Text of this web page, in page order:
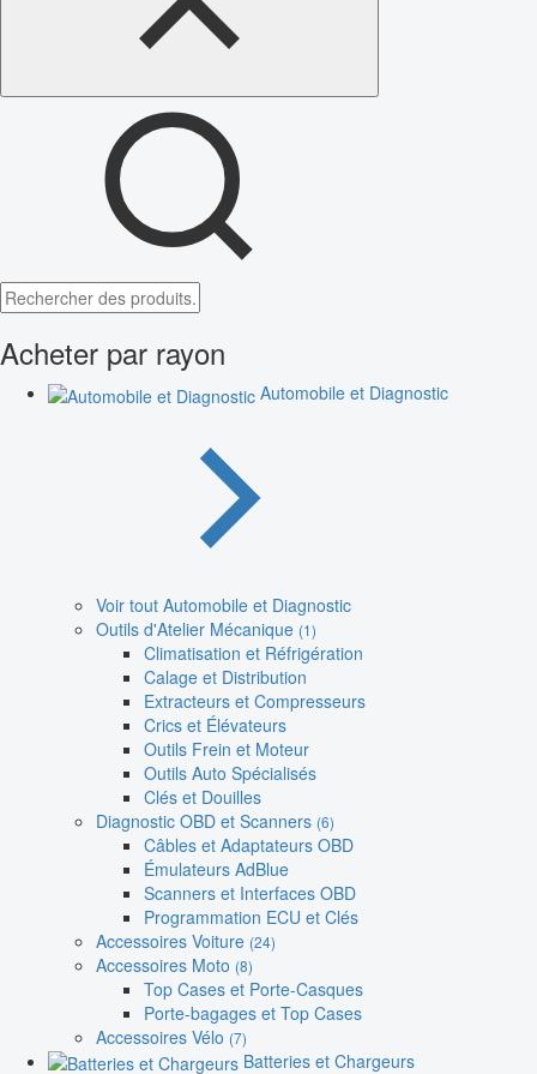
Acheter par rayon
Automobile et Diagnostic
Voir tout Automobile et Diagnostic
Outils d'Atelier Mécanique (1)
Climatisation et Réfrigération
Calage et Distribution
Extracteurs et Compresseurs
Crics et Élévateurs
Outils Frein et Moteur
Outils Auto Spécialisés
Clés et Douilles
Diagnostic OBD et Scanners (6)
Câbles et Adaptateurs OBD
Émulateurs AdBlue
Scanners et Interfaces OBD
Programmation ECU et Clés
Accessoires Voiture (24)
Accessoires Moto (8)
Top Cases et Porte-Casques
Porte-bagages et Top Cases
Accessoires Vélo (7)
Batteries et Chargeurs